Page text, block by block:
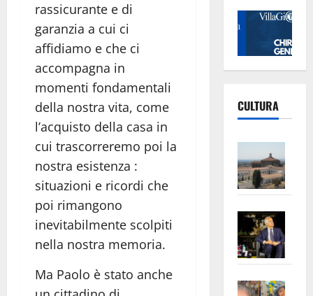
rassicurante e di
garanzia a cui ci
affidiamo e che ci
accompagna in
momenti fondamentali
della nostra vita, come
l’acquisto della casa in
cui trascorreremo poi la
nostra esistenza :
situazioni e ricordi che
poi rimangono
inevitabilmente scolpiti
nella nostra memoria.
Ma Paolo è stato anche
CULTURA
apre